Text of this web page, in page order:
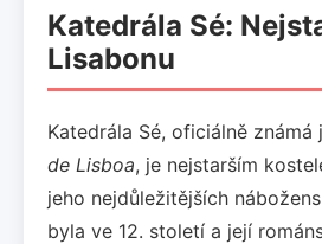
Katedrála Sé:
Lisabonu
Katedrála Sé, oficiálně známá
de Lisboa, je nejstarším
jeho nejdůležitějších
byla ve 12. století a její